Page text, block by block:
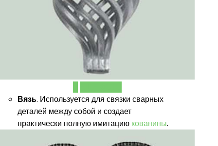
Вязь. Используется для связки сварных
деталей между собой и создает
практически полную имитацию кованины.